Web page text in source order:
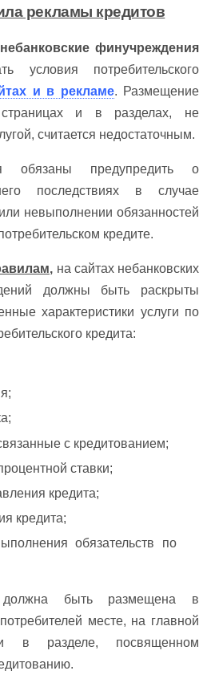
рекламы кредитов
финучреждения
условия потребительского
и в рекламе. Размещение
и в разделах, не
считается недостаточным.
обязаны предупредить о
последствиях в случае
невыполнении обязанностей
кредите.
на сайтах небанковских
должны быть раскрыты
характеристики услуги по
кредита:
с кредитованием;
ставки;
кредита;
кредита;
обязательств по
быть размещена в
месте, на главной
в разделе, посвященном